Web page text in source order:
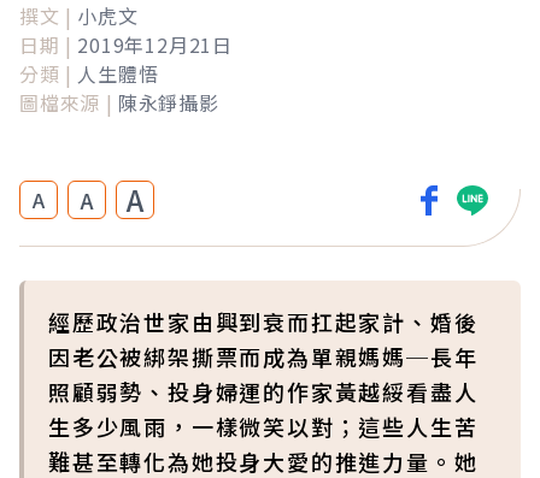
撰文 | 小虎文
日期 | 2019年12月21日
分類 | 人生體悟
圖檔來源 | 陳永錚攝影
A A A
經歷政治世家由興到衰而扛起家計、婚後
因老公被綁架撕票而成為單親媽媽─長年
照顧弱勢、投身婦運的作家黃越綏看盡人
生多少風雨，一樣微笑以對；這些人生苦
難甚至轉化為她投身大愛的推進力量。她